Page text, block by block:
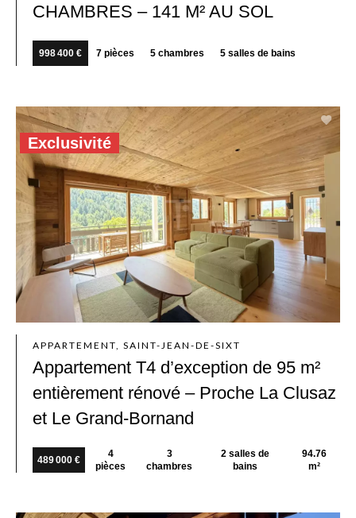
CHAMBRES – 141 M² AU SOL
998 400 € 7 pièces 5 chambres 5 salles de bains
APPARTEMENT, SAINT-JEAN-DE-SIXT
Appartement T4 d’exception de 95 m²
entièrement rénové – Proche La Clusaz
et Le Grand-Bornand
489 000 €
4
pièces
3
chambres
2 salles de
bains
94.76
m²
Exclusivité